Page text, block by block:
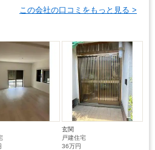
この会社の口コミをもっと見る >
玄関
戸建住宅
36万円